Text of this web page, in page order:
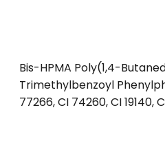
Bis-HPMA Poly(1,4-
Trimethylbenzoyl
77266, CI 74260, CI 19140,